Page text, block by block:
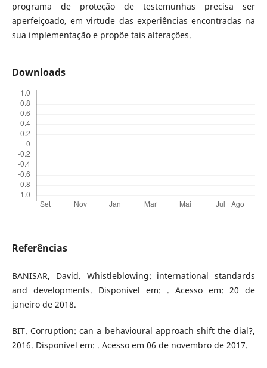
programa de proteção de testemunhas precisa ser
aperfeiçoado, em virtude das experiências encontradas na
sua implementação e propõe tais alterações.
Downloads
Referências
BANISAR, David. Whistleblowing: international standards
and developments. Disponível em: . Acesso em: 20 de
janeiro de 2018.
BIT. Corruption: can a behavioural approach shift the dial?,
2016. Disponível em: . Acesso em 06 de novembro de 2017.